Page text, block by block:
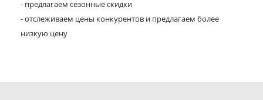
- предлагаем сезонные скидки
- отслеживаем цены конкурентов и предлагаем более
низкую цену